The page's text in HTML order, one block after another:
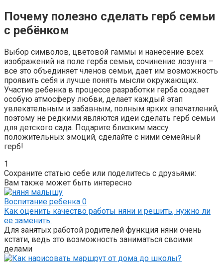
Почему полезно сделать герб семьи
с ребёнком
Выбор символов, цветовой гаммы и нанесение всех
изображений на поле герба семьи, сочинение лозунга –
все это объединяет членов семьи, дает им возможность
проявить себя и лучше понять мысли окружающих.
Участие ребенка в процессе разработки герба создает
особую атмосферу любви, делает каждый этап
увлекательным и забавным, полным ярких впечатлений,
поэтому не редкими являются идеи сделать герб семьи
для детского сада. Подарите близким массу
положительных эмоций, сделайте с ними семейный
герб!
1
Сохраните статью себе или поделитесь с друзьями:
Вам также может быть интересно
Воспитание ребенка 0
Как оценить качество работы няни и решить, нужно ли
ее заменить.
Для занятых работой родителей функция няни очень
кстати, ведь это возможность заниматься своими
делами